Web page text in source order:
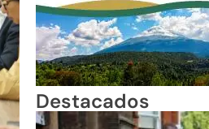
Destacados